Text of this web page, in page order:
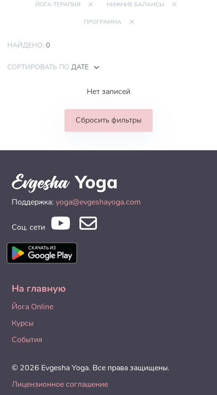
ЙОГА-ТЕРАПИЯ НИЖНИЕ БАЛАНСЫ
ПРОГРАММА
НАЙДЕНО: 0
СОРТИРОВАТЬ ПО ДАТЕ
Нет записей
Сбросить фильтры
Поддержка: yoga@evgeshayoga.com
Соц. сети
На главную
Йога Online
Курсы
События
© 2026 Evgesha Yoga. Все права защищены.
Лицензионное соглашение